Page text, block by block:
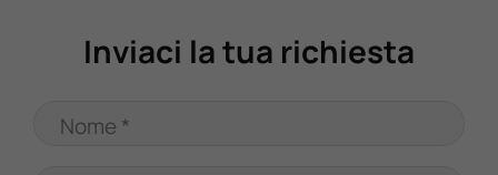
Inviaci la tua richiesta
Nome *